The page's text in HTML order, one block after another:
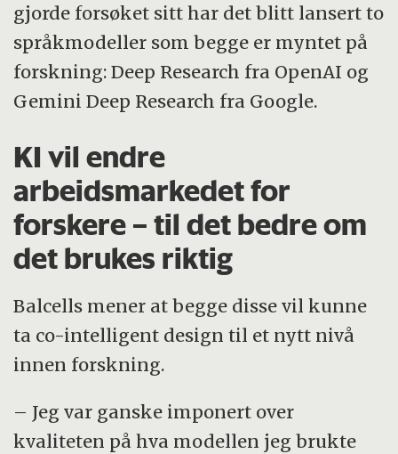
gjorde forsøket sitt har det blitt lansert to
språkmodeller som begge er myntet på
forskning: Deep Research fra OpenAI og
Gemini Deep Research fra Google.
KI vil endre
arbeidsmarkedet for
forskere – til det bedre om
det brukes riktig
Balcells mener at begge disse vil kunne
ta co-intelligent design til et nytt nivå
innen forskning.
– Jeg var ganske imponert over
kvaliteten på hva modellen jeg brukte